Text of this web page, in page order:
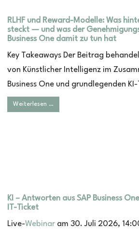
RLHF und Reward-Modelle: Was
steckt — und was der
Business One damit zu tun hat
Key Takeaways Der Beitrag
von Künstlicher Intelligenz im
Business One und grundlegenden
Weiterlesen …
KI – Antworten aus SAP Business
IT-Ticket
Live-Webinar am 30. Juli 2026,